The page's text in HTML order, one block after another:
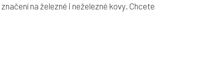
na železné i neželezné kovy. Chcete